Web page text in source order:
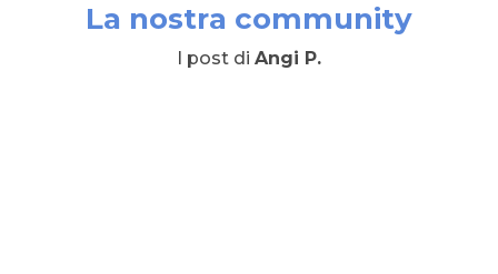
La nostra community
I post di Angi P.